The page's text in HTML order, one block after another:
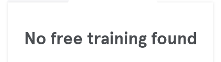
No free training found